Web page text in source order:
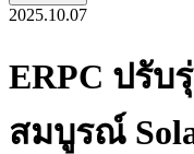
2025.10.07
ERPC ปรับ
สมบูรณ์